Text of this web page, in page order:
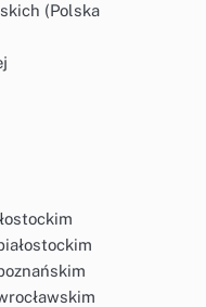
(Polska